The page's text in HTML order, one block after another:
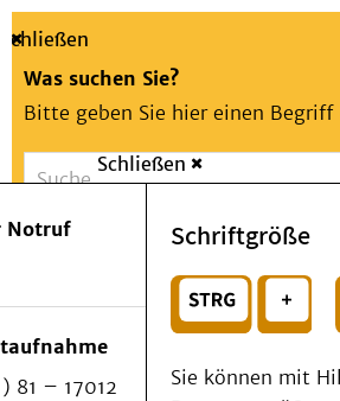
Suche
Schließen
Was suchen Sie?
Bitte geben Sie hier einen Begriff
Suchen
oder
Wählen Sie ein Thema für Ihren
Notfall
Schließen
Notruf
81 – 17012
Schriftgröße
Sie können mit
Menü
Patienten & Besucher
Kliniken/Institute/
Als Patient am UKD